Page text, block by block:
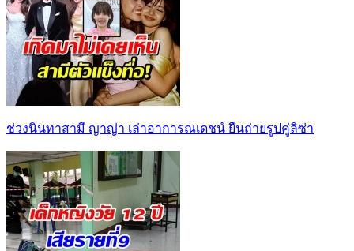
ช่วงนินทาสามี ญาญ่า เล่าอาการณเดชน์ ยืนถ่ายรูปคู่ลิซ่า